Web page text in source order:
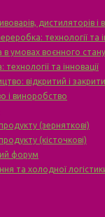
дистиляторів і
технології та
в умовах воєнного
та інновації
відкритий і
і виноробство
(зерняткові)
(кісточкові)
форум
та холодної